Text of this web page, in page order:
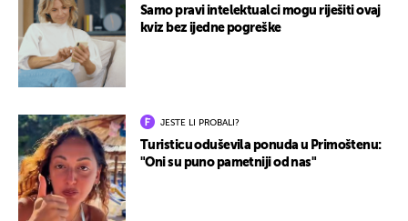
Samo pravi intelektualci mogu riješiti ovaj
kviz bez ijedne pogreške
JESTE LI PROBALI?
Turisticu oduševila ponuda u Primoštenu:
"Oni su puno pametniji od nas"